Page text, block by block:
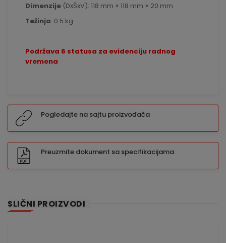
Dimenzije (DxŠxV): 118 mm × 118 mm × 20 mm
Težinja: 0.5 kg
Podržava 6 statusa za evidenciju radnog
vremena
Pogledajte na sajtu proizvođača
Preuzmite dokument sa specifikacijama
SLIČNI PROIZVODI